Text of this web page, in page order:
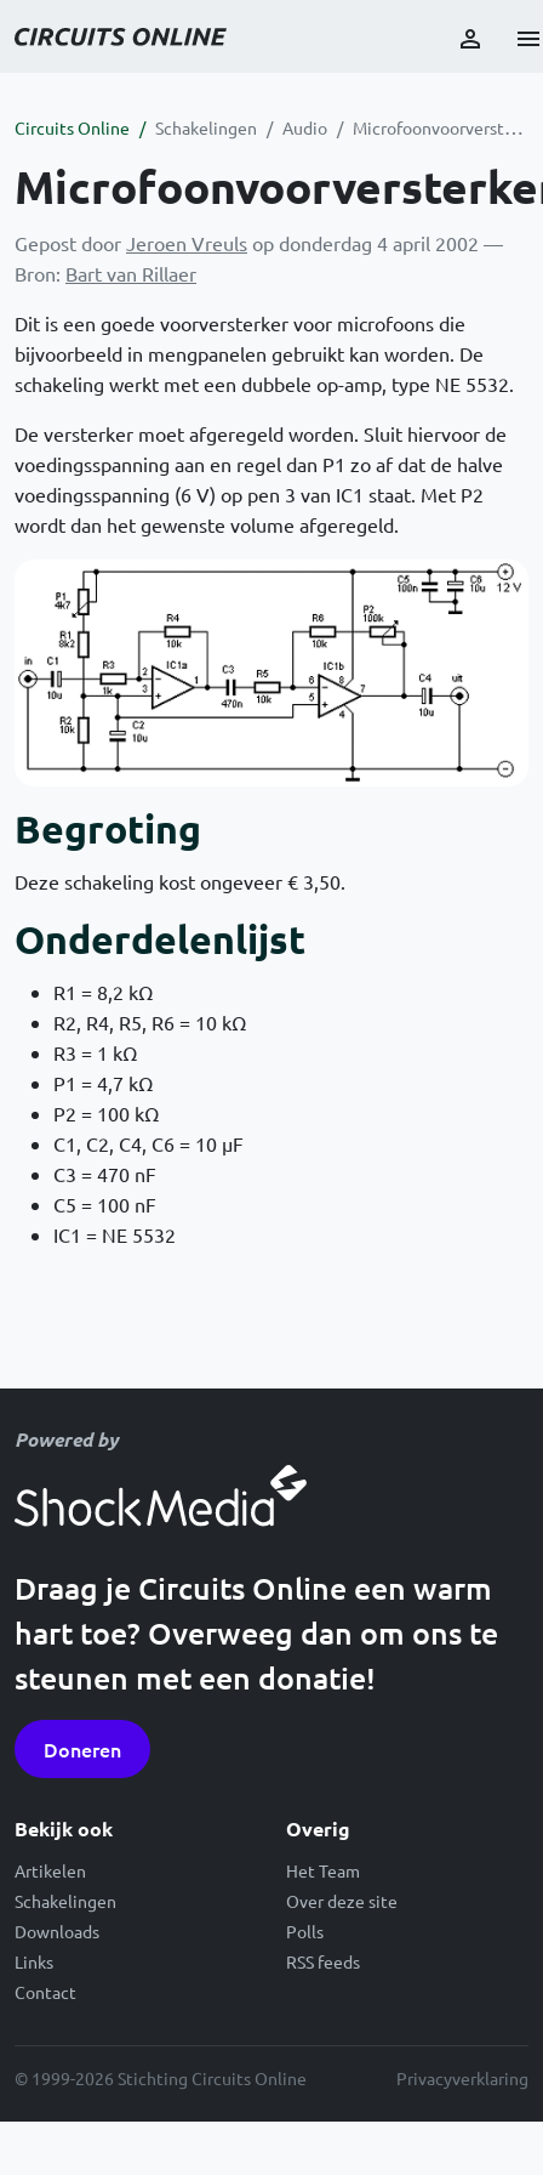
Circuits Online Schakelingen Audio Microfoonvoorversterker
Gepost door Jeroen Vreuls op donderdag 4 april 2002 —
Bron: Bart van Rillaer
Dit is een goede voorversterker voor microfoons die
bijvoorbeeld in mengpanelen gebruikt kan worden. De
schakeling werkt met een dubbele op-amp, type NE 5532.
De versterker moet afgeregeld worden. Sluit hiervoor de
voedingsspanning aan en regel dan P1 zo af dat de halve
voedingsspanning (6 V) op pen 3 van IC1 staat. Met P2
wordt dan het gewenste volume afgeregeld.
Begroting
Deze schakeling kost ongeveer € 3,50.
Onderdelenlijst
R1 = 8,2 kΩ
R2, R4, R5, R6 = 10 kΩ
R3 = 1 kΩ
P1 = 4,7 kΩ
P2 = 100 kΩ
C1, C2, C4, C6 = 10 µF
C3 = 470 nF
C5 = 100 nF
IC1 = NE 5532
Powered by
Draag je Circuits Online een warm
hart toe? Overweeg dan om ons te
steunen met een donatie!
Doneren
Bekijk ook
Artikelen
Schakelingen
Downloads
Links
Contact
Overig
Het Team
Over deze site
Polls
RSS feeds
© 1999-2026 Stichting Circuits Online Privacyverklaring